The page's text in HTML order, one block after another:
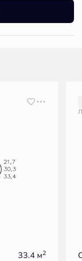
33.4 м2